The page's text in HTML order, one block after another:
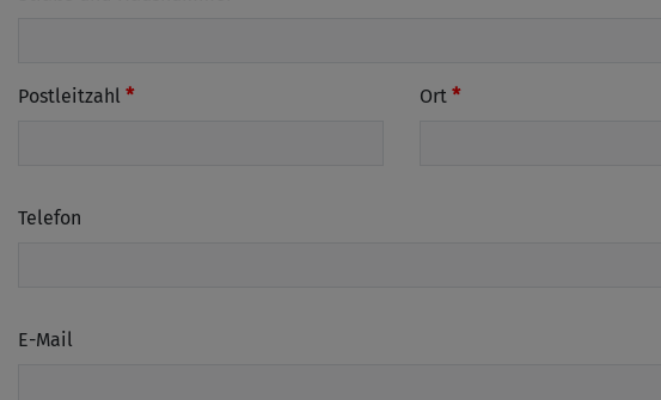
Postleitzahl Ort
Telefon
E-Mail